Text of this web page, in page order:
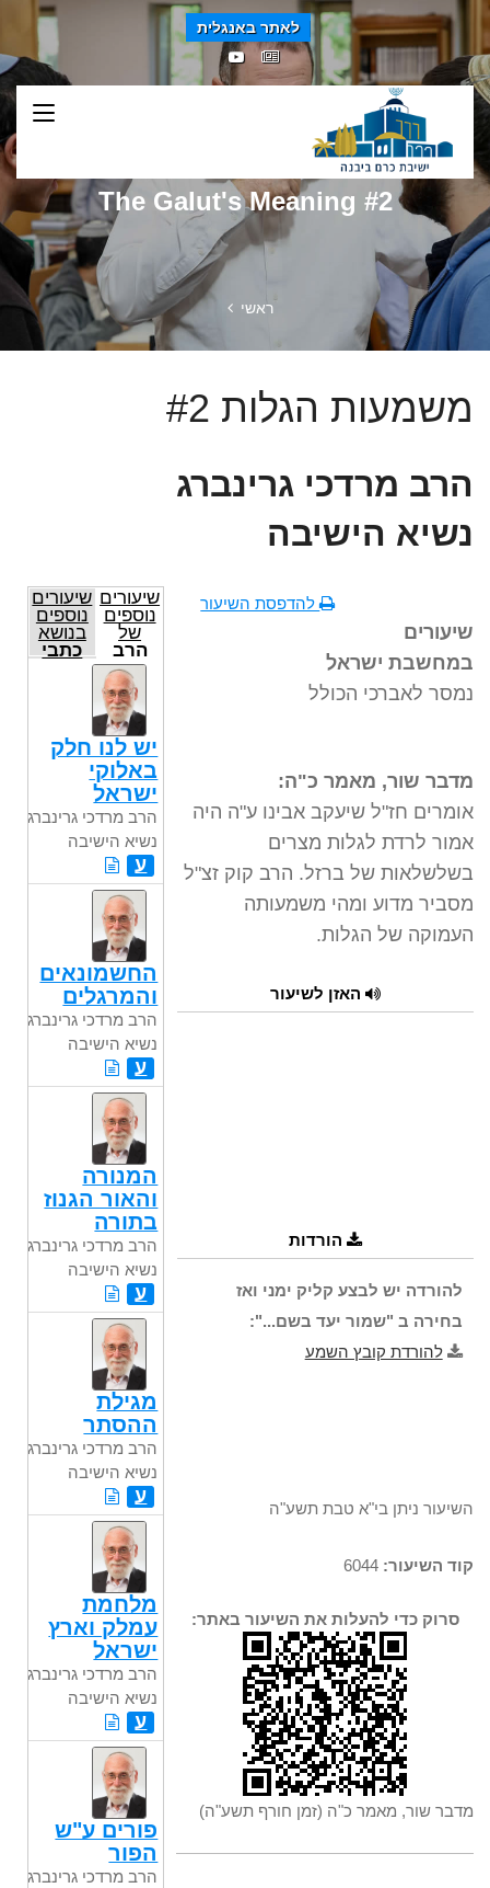
לאתר באנגלית
The Galut's Meaning #2
ראשי
משמעות הגלות #2
הרב מרדכי גרינברג
נשיא הישיבה
להדפסת השיעור
שיעורים
במחשבת ישראל
נמסר לאברכי הכולל
מדבר שור, מאמר כ"ה:
אומרים חז"ל שיעקב אבינו ע"ה היה
אמור לרדת לגלות מצרים
בשלשלאות של ברזל. הרב קוק זצ"ל
מסביר מדוע ומהי משמעותה
העמוקה של הגלות.
האזן לשיעור
הורדות
להורדה יש לבצע קליק ימני ואז
בחירה ב "שמור יעד בשם...":
להורדת קובץ השמע
השיעור ניתן בי"א טבת תשע"ה
קוד השיעור:
סרוק כדי להעלות את השיעור באתר:
מדבר שור, מאמר כ"ה (זמן חורף תשע"ה)
שיעורים
נוספים
של
הרב
מרדכי
גרינברג
נשיא
הישיבה
שיעורים
נוספים
בנושא
כתבי
יש לנו חלק
באלוקי
ישראל
הרב מרדכי גרינברג
נשיא הישיבה
ע
החשמונאים
והמרגלים
הרב מרדכי גרינברג
נשיא הישיבה
ע
המנורה
והאור הגנוז
בתורה
הרב מרדכי גרינברג
נשיא הישיבה
ע
מגילת
ההסתר
הרב מרדכי גרינברג
נשיא הישיבה
ע
מלחמת
עמלק וארץ
ישראל
הרב מרדכי גרינברג
נשיא הישיבה
ע
פורים ע"ש
הפור
הרב מרדכי גרינברג